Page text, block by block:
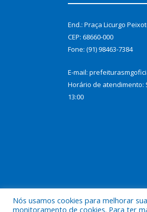
End.: Praça Licurgo
CEP: 68660-000
Fone: (91) 98463-7384
E-mail:
Horário de atendimento:
13:00
Todos os direitos
Nós usamos cookies para melhorar
monitoramento de cookies. Para ter